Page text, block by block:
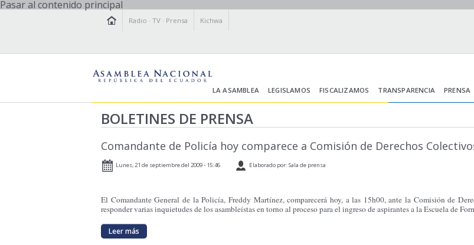
Pasar al contenido principal
Radio ·TV · Prensa Kichwa
LA ASAMBLEA LEGISLAMOS FISCALIZAMOS TRANSPARENCIA PRENSA
BOLETINES DE PRENSA
Comandante de Policía hoy comparece a Comisión de Derechos
Lunes, 21 de septiembre del 2009 - 15:46 Elaborado por: Sala de prensa
El Comandante General de la Policía, Freddy Martínez, comparecerá hoy, a las 15h00, ante la Comisión de
responder varias inquietudes de los asambleístas en torno al proceso para el ingreso de aspirantes a la Escuela de
Leer más